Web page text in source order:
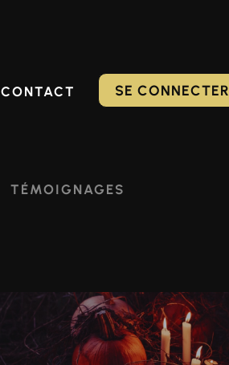
CONTACT SE CONNECTER
TÉMOIGNAGES